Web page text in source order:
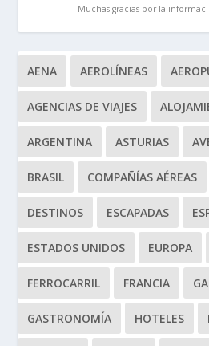
Muchas gracias por la
AENA AEROLÍNEAS
AGENCIAS DE VIAJES
ARGENTINA ASTURIAS
BRASIL COMPAÑÍAS AÉREAS
DESTINOS ESCAPADAS
ESTADOS UNIDOS EUROPA
FERROCARRIL FRANCIA
GASTRONOMÍA HOTELES